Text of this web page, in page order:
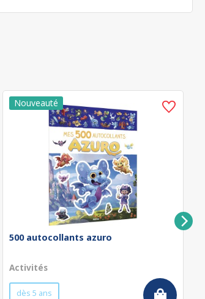
500 autocollants azuro
Activités
dès 5 ans